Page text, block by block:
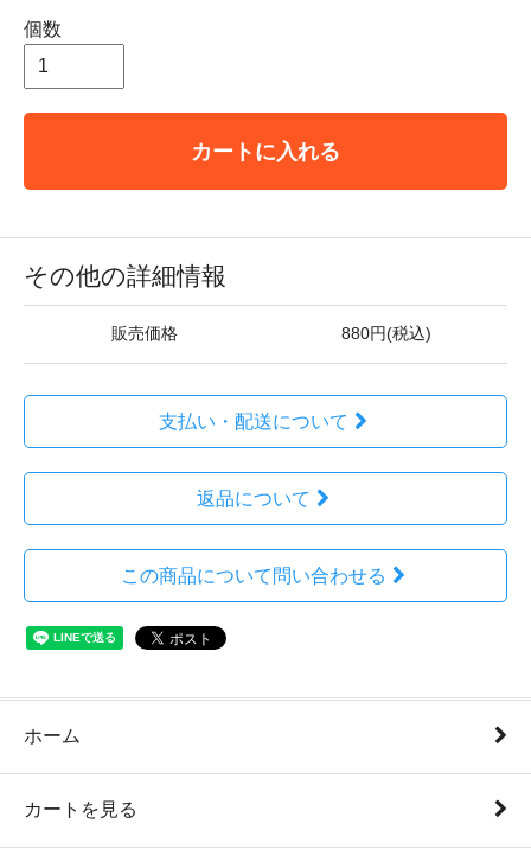
個数
カートに入れる
その他の詳細情報
販売価格 880円(税込)
支払い・配送について
返品について
この商品について問い合わせる
ホーム
カートを見る